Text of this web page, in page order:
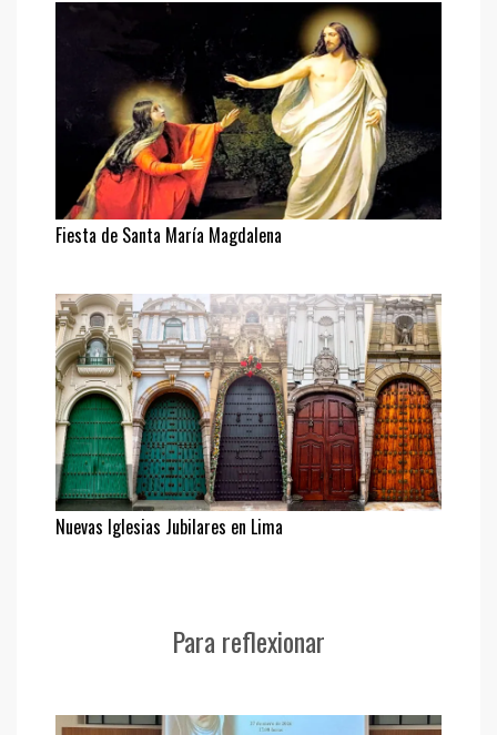
Fiesta de Santa María Magdalena
Nuevas Iglesias Jubilares en Lima
Para reflexionar